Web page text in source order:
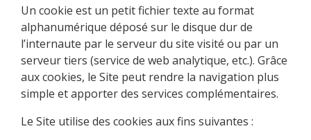
Un cookie est un petit fichier texte au format
alphanumérique déposé sur le disque dur de
l’internaute par le serveur du site visité ou par un
serveur tiers (service de web analytique, etc.). Grâce
aux cookies, le Site peut rendre la navigation plus
simple et apporter des services complémentaires.
Le Site utilise des cookies aux fins suivantes :